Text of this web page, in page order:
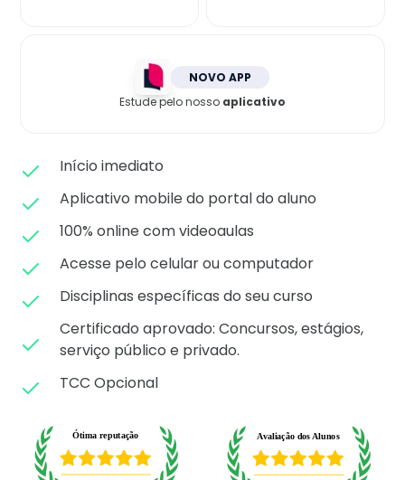
NOVO APP
Estude pelo nosso aplicativo
Início imediato
Aplicativo mobile do portal do aluno
100% online com videoaulas
Acesse pelo celular ou computador
Disciplinas específicas do seu curso
Certificado aprovado: Concursos, estágios,
serviço público e privado.
TCC Opcional